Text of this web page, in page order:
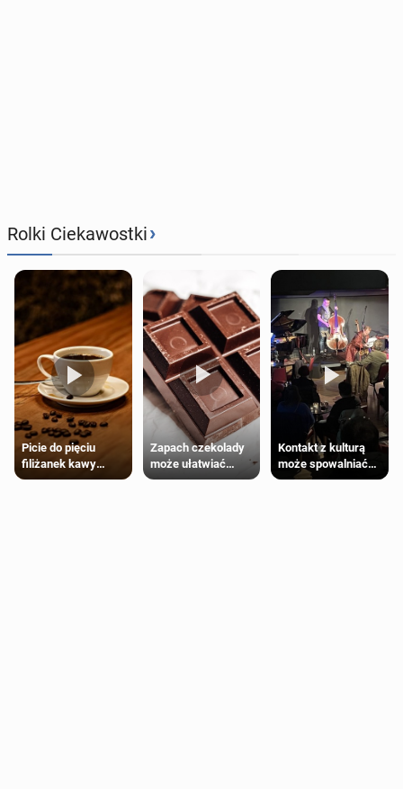
Rolki Ciekawostki›
Picie do pięciu
filiżanek kawy
dziennie jest
Zapach czekolady
może ułatwiać
trening siłowy
Kontakt z kulturą
może spowalniać
starzenie